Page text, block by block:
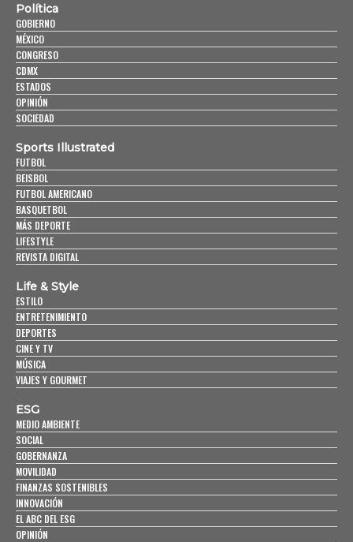
Política
GOBIERNO
MÉXICO
CONGRESO
CDMX
ESTADOS
OPINIÓN
SOCIEDAD
Sports Illustrated
FUTBOL
BEISBOL
FUTBOL AMERICANO
BASQUETBOL
MÁS DEPORTE
LIFESTYLE
REVISTA DIGITAL
Life & Style
ESTILO
ENTRETENIMIENTO
DEPORTES
CINE Y TV
MÚSICA
VIAJES Y GOURMET
ESG
MEDIO AMBIENTE
SOCIAL
GOBERNANZA
MOVILIDAD
FINANZAS SOSTENIBLES
INNOVACIÓN
EL ABC DEL ESG
OPINIÓN